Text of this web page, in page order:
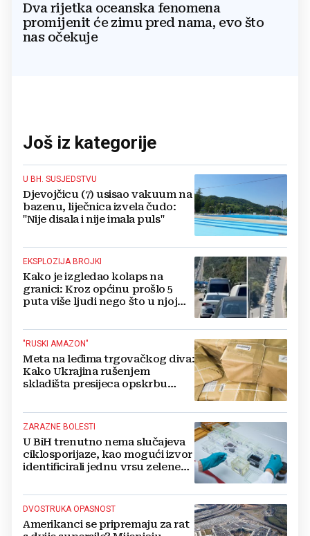
Dva rijetka oceanska fenomena
promijenit će zimu pred nama, evo što
nas očekuje
Još iz kategorije
U BH. SUSJEDSTVU
Djevojčicu (7) usisao vakuum na
bazenu, liječnica izvela čudo:
"Nije disala i nije imala puls"
EKSPLOZIJA BROJKI
Kako je izgledao kolaps na
granici: Kroz općinu prošlo 5
puta više ljudi nego što u njoj
"RUSKI AMAZON"
Meta na leđima trgovačkog diva:
Kako Ukrajina rušenjem
skladišta presijeca opskrbu
ZARAZNE BOLESTI
U BiH trenutno nema slučajeva
ciklosporijaze, kao mogući izvor
identificirali jednu vrsu zelene
DVOSTRUKA OPASNOST
Amerikanci se pripremaju za rat